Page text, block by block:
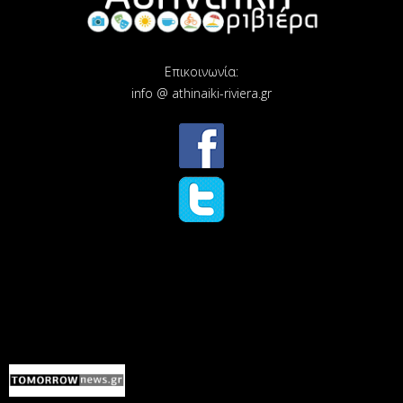
Επικοινωνία:
info @ athinaiki-riviera.gr